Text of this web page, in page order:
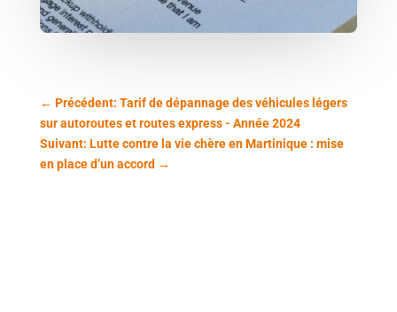
← Précédent: Tarif de dépannage des véhicules légers
sur autoroutes et routes express - Année 2024
Suivant: Lutte contre la vie chère en Martinique : mise
en place d’un accord→